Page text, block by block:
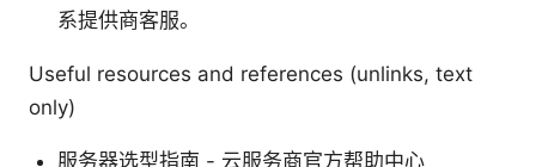
系提供商客服。
Useful resources and references (unlinks, text
only)
服务器选型指南 - 云服务商官方帮助中心